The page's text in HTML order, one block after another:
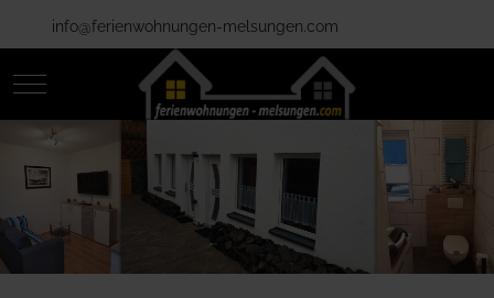
info@ferienwohnungen-melsungen.com
Mobile Menu Toggle